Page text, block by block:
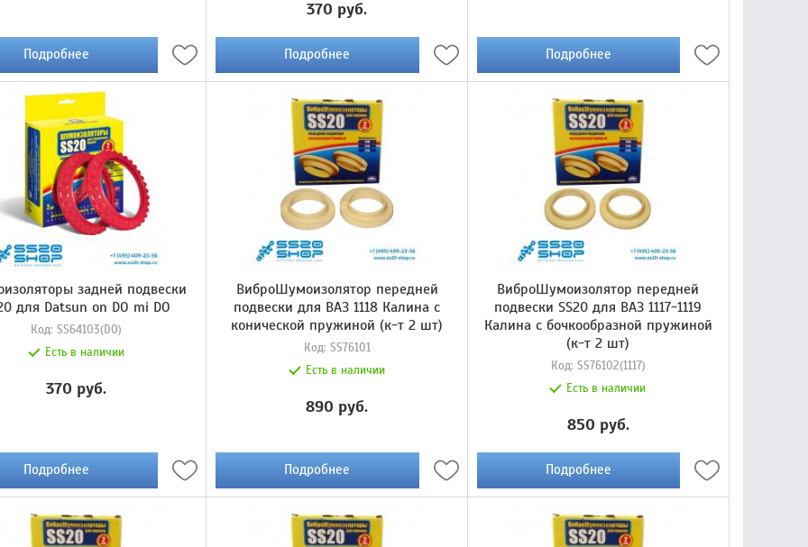
Подробнее
370 руб.
Подробнее Подробнее
задней подвески
для Datsun on DO mi DO
Код:SS64103(DO)
Есть в наличии
370 руб.
Подробнее
ВиброШумоизолятор передней
подвески для ВАЗ 1118 Калина с
конической пружиной (к-т 2 шт)
Код: SS76101
Есть в наличии
890 руб.
Подробнее
ВиброШумоизолятор передней
подвески SS20 для ВАЗ 1117-1119
Калина с бочкообразной пружиной
(к-т 2 шт)
Код: SS76102(1117)
Есть в наличии
850 руб.
Подробнее